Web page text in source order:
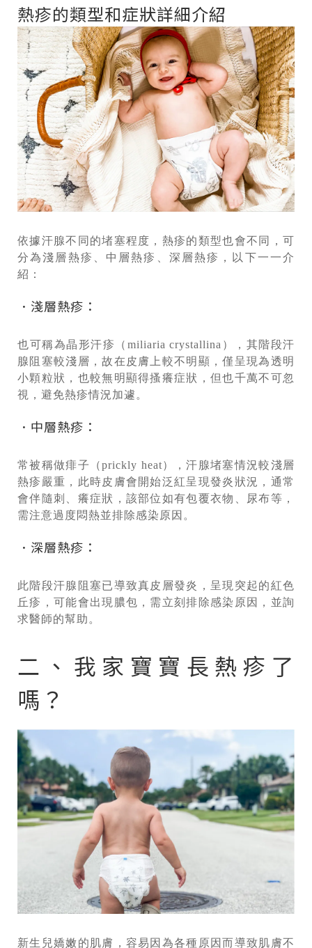
熱疹的類型和症狀詳細介紹
依據汗腺不同的堵塞程度，熱疹的類型也會不同，可
分為淺層熱疹、中層熱疹、深層熱疹，以下一一介
紹：
．淺層熱疹：
也可稱為晶形汗疹（miliaria crystallina），其階段汗
腺阻塞較淺層，故在皮膚上較不明顯，僅呈現為透明
小顆粒狀，也較無明顯得搔癢症狀，但也千萬不可忽
視，避免熱疹情況加遽。
．中層熱疹：
常被稱做痱子（prickly heat），汗腺堵塞情況較淺層
熱疹嚴重，此時皮膚會開始泛紅呈現發炎狀況，通常
會伴隨刺、癢症狀，該部位如有包覆衣物、尿布等，
需注意過度悶熱並排除感染原因。
．深層熱疹：
此階段汗腺阻塞已導致真皮層發炎，呈現突起的紅色
丘疹，可能會出現膿包，需立刻排除感染原因，並詢
求醫師的幫助。
二、我家寶寶長熱疹了
嗎？
新生兒嬌嫩的肌膚，容易因為各種原因而導致肌膚不